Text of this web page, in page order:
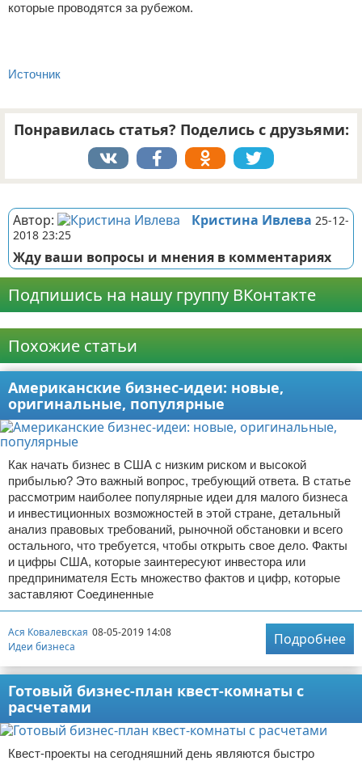
которые проводятся за рубежом.
Источник
Понравилась статья? Поделись с друзьями:
Автор: Кристина Ивлева 25-12-
2018 23:25
Жду ваши вопросы и мнения в комментариях
Подпишись на нашу группу ВКонтакте
Похожие статьи
Американские бизнес-идеи: новые,
оригинальные, популярные
Как начать бизнес в США с низким риском и высокой
прибылью? Это важный вопрос, требующий ответа. В статье
рассмотрим наиболее популярные идеи для малого бизнеса
и инвестиционных возможностей в этой стране, детальный
анализ правовых требований, рыночной обстановки и всего
остального, что требуется, чтобы открыть свое дело. Факты
и цифры США, которые заинтересуют инвестора или
предпринимателя Есть множество фактов и цифр, которые
заставляют Соединенные
Ася Ковалевская 08-05-2019 14:08
Идеи бизнеса
Подробнее
Готовый бизнес-план квест-комнаты с
расчетами
Квест-проекты на сегодняшний день являются быстро